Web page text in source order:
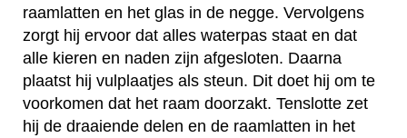
raamlatten en het glas in de negge. Vervolgens
zorgt hij ervoor dat alles waterpas staat en dat
alle kieren en naden zijn afgesloten. Daarna
plaatst hij vulplaatjes als steun. Dit doet hij om te
voorkomen dat het raam doorzakt. Tenslotte zet
hij de draaiende delen en de raamlatten in het